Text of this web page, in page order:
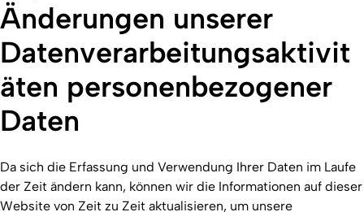
Änderungen unserer
Datenverarbeitungsaktivit
äten personenbezogener
Daten
Da sich die Erfassung und Verwendung Ihrer Daten im Laufe
der Zeit ändern kann, können wir die Informationen auf dieser
Website von Zeit zu Zeit aktualisieren, um unsere